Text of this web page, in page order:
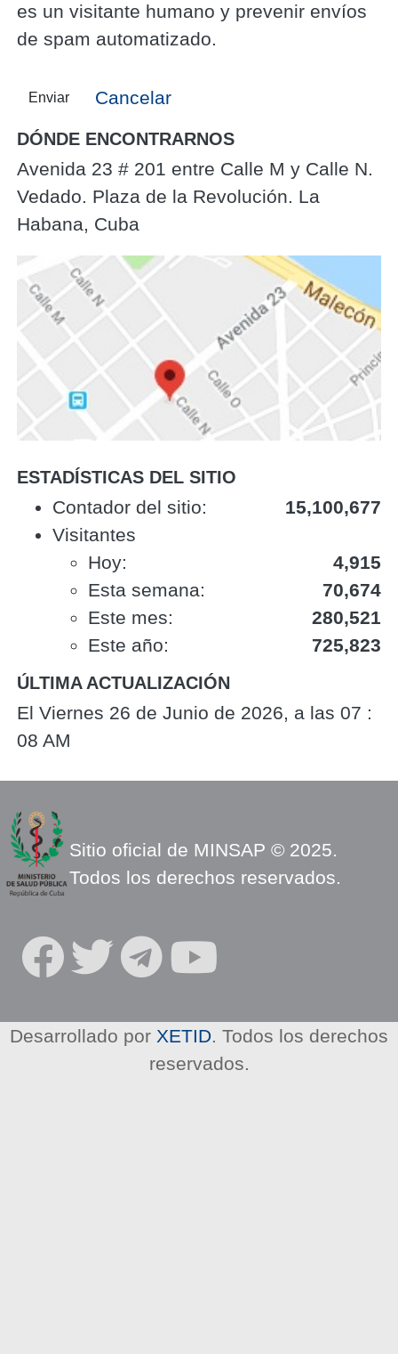
es un visitante humano y prevenir envíos
de spam automatizado.
Enviar Cancelar
DÓNDE ENCONTRARNOS
Avenida 23 # 201 entre Calle M y Calle N.
Vedado. Plaza de la Revolución. La
Habana, Cuba
ESTADÍSTICAS DEL SITIO
‎Contador del sitio:‎
15,100,677
Visitantes
Hoy:
4,915
Esta semana:
70,674
Este mes:
280,521
Este año:
725,823
ÚLTIMA ACTUALIZACIÓN
El Viernes 26 de Junio de 2026, a las 07 :
08 AM
Sitio oficial de MINSAP © 2025.
Todos los derechos reservados.
R
E
Desarrollado por XETID . Todos los derechos
reservados.